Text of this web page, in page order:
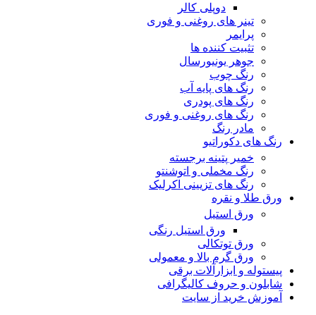
دوپلی کالر
تینر های روغنی و فوری
پرایمر
تثبیت کننده ها
جوهر یونیورسال
رنگ چوب
رنگ‌ های پایه آب
رنگ های پودری
رنگ‌ های روغنی و فوری
مادر رنگ
رنگ های دکوراتیو
خمیر پتینه برجسته
رنگ مخملی و اتوشنتو
رنگ های تزیینی اکرلیک
ورق طلا و نقره
ورق استیل
ورق استیل رنگی
ورق توتکالی
ورق گرم بالا و معمولی
پیستوله و ابزارآلات برقی
شابلون و حروف کالیگرافی
آموزش خرید از سایت